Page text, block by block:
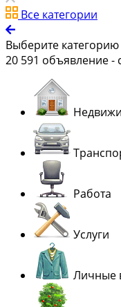
Все категории
Выберите категорию
20 591 объявление -
Работа
Услуги
Личные